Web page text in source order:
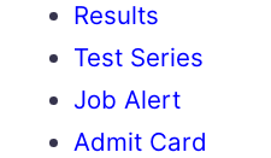
Results
Test Series
Job Alert
Admit Card